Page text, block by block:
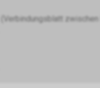
zwischen